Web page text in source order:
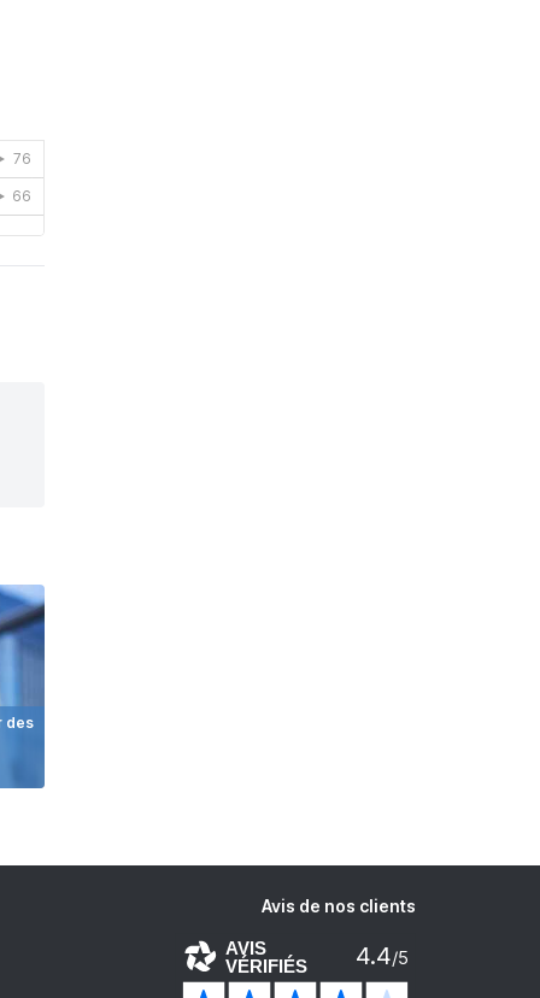
des
Avis de nos clients
AVIS
VÉRIFIÉS 4.4/5